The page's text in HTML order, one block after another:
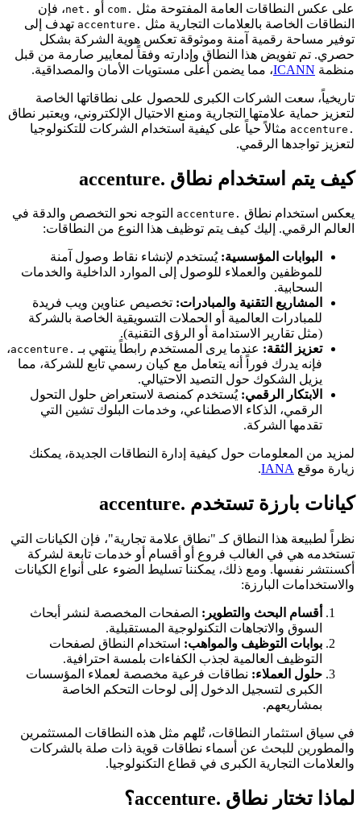
على عكس النطاقات العامة المفتوحة مثل .com أو .net
، فإن
النطاقات الخاصة بالعلامات التجارية مثل .accenture
تهدف إلى
توفير مساحة رقمية آمنة وموثوقة تعكس هوية الشركة بشكل
حصري. تم تفويض هذا النطاق وإدارته وفقاً لمعايير صارمة من قبل
منظمة ICANN، مما يضمن أعلى مستويات الأمان والمصداقية.
تاريخياً، سعت الشركات الكبرى للحصول على نطاقاتها الخاصة
لتعزيز حماية علامتها التجارية ومنع الاحتيال الإلكتروني، ويعتبر نطاق
.accenture
مثالاً حياً على كيفية استخدام الشركات للتكنولوجيا
لتعزيز تواجدها الرقمي.
كيف يتم استخدام نطاق .accenture
يعكس استخدام نطاق .accenture
التوجه نحو التخصص والدقة في
العالم الرقمي. إليك كيف يتم توظيف هذا النوع من النطاقات:
البوابات المؤسسية: يُستخدم لإنشاء نقاط وصول آمنة
للموظفين والعملاء للوصول إلى الموارد الداخلية والخدمات
السحابية.
المشاريع التقنية والمبادرات: تخصيص عناوين ويب فريدة
للمبادرات العالمية أو الحملات التسويقية الخاصة بالشركة
(مثل تقارير الاستدامة أو الرؤى التقنية).
تعزيز الثقة: عندما يرى المستخدم رابطاً ينتهي بـ .accenture
،
فإنه يدرك فوراً أنه يتعامل مع كيان رسمي تابع للشركة، مما
يزيل الشكوك حول التصيد الاحتيالي.
الابتكار الرقمي: يُستخدم كمنصة لاستعراض حلول التحول
الرقمي، الذكاء الاصطناعي، وخدمات البلوك تشين التي
تقدمها الشركة.
لمزيد من المعلومات حول كيفية إدارة النطاقات الجديدة، يمكنك
زيارة موقع IANA
.
كيانات بارزة تستخدم .accenture
نظراً لطبيعة هذا النطاق كـ "نطاق علامة تجارية"، فإن الكيانات التي
تستخدمه هي في الغالب فروع أو أقسام أو خدمات تابعة لشركة
أكسنتشر نفسها. ومع ذلك، يمكننا تسليط الضوء على أنواع الكيانات
والاستخدامات البارزة:
أقسام البحث والتطوير: الصفحات المخصصة لنشر أبحاث
السوق والاتجاهات التكنولوجية المستقبلية.
بوابات التوظيف والمواهب: استخدام النطاق لصفحات
التوظيف العالمية لجذب الكفاءات بلمسة احترافية.
حلول العملاء: نطاقات فرعية مخصصة لعملاء المؤسسات
الكبرى لتسجيل الدخول إلى لوحات التحكم الخاصة
بمشاريعهم.
في سياق استثمار النطاقات، تُلهم مثل هذه النطاقات المستثمرين
والمطورين للبحث عن أسماء نطاقات قوية ذات صلة بالشركات
والعلامات التجارية الكبرى في قطاع التكنولوجيا.
لماذا تختار نطاق .accenture؟